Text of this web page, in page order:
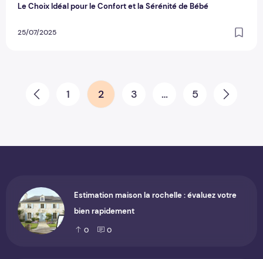
Le Choix Idéal pour le Confort et la Sérénité de Bébé
25/07/2025
Pagination des publications
Prev 1 2 3 … 5 Next
Estimation maison la rochelle : évaluez votre
bien rapidement
0 0